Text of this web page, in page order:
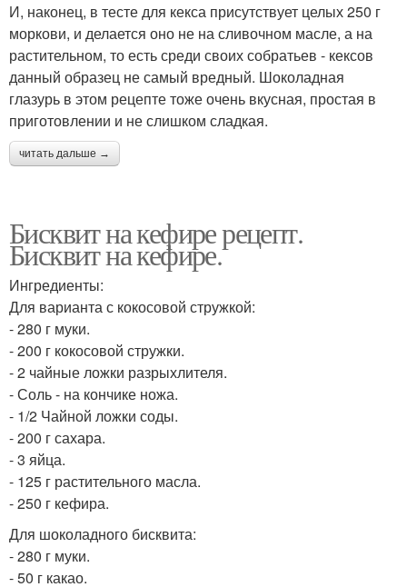
И, наконец, в тесте для кекса присутствует целых 250 г
моркови, и делается оно не на сливочном масле, а на
растительном, то есть среди своих собратьев - кексов
данный образец не самый вредный. Шоколадная
глазурь в этом рецепте тоже очень вкусная, простая в
приготовлении и не слишком сладкая.
читать дальше →
Бисквит на кефире рецепт.
Бисквит на кефире.
Ингредиенты:
Для варианта с кокосовой стружкой:
- 280 г муки.
- 200 г кокосовой стружки.
- 2 чайные ложки разрыхлителя.
- Соль - на кончике ножа.
- 1/2 Чайной ложки соды.
- 200 г сахара.
- 3 яйца.
- 125 г растительного масла.
- 250 г кефира.
Для шоколадного бисквита:
- 280 г муки.
- 50 г какао.